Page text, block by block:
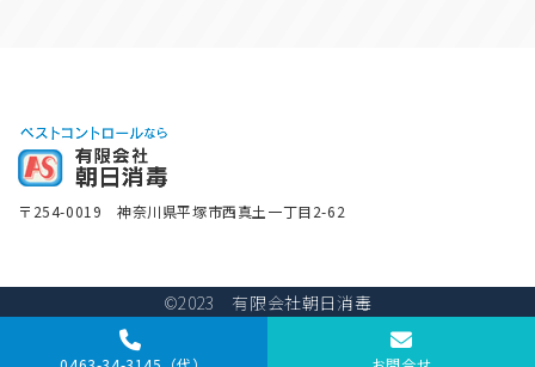
〒254-0019 神奈川県平塚市西真土一丁目2-62
©2023 有限会社朝日消毒